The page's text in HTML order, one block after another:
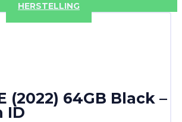
HERSTELLING
(2022) 64GB Black –
ID